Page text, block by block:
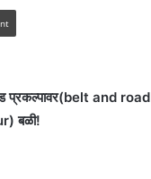
प्रकल्पावर(belt and road
बळी!